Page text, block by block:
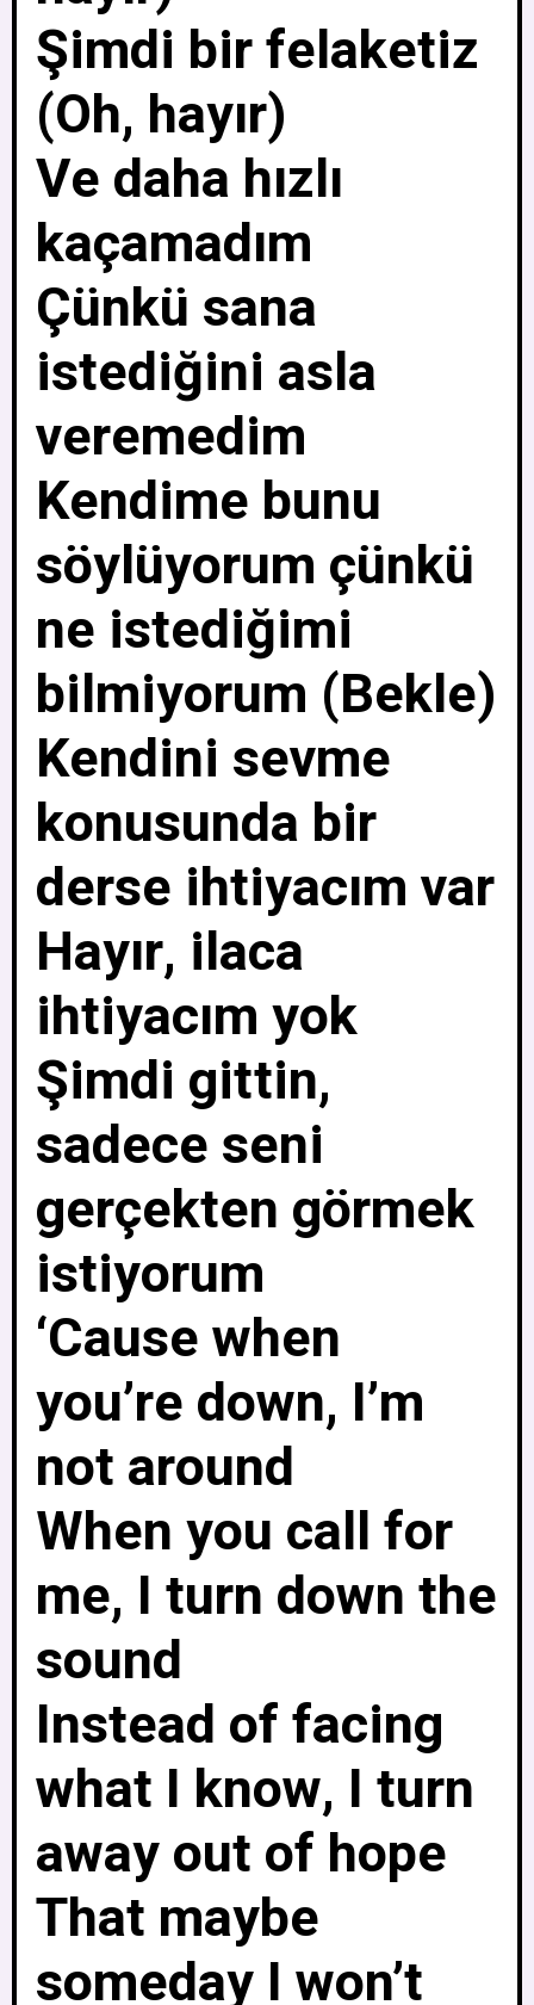
Şimdi bir felaketiz
(Oh, hayır)
Ve daha hızlı
kaçamadım
Çünkü sana
istediğini asla
veremedim
Kendime bunu
söylüyorum çünkü
ne istediğimi
bilmiyorum (Bekle)
Kendini sevme
konusunda bir
derse ihtiyacım var
Hayır, ilaca
ihtiyacım yok
Şimdi gittin,
sadece seni
gerçekten görmek
istiyorum
‘Cause when
you’re down, I’m
not around
When you call for
me, I turn down the
sound
Instead of facing
what I know, I turn
away out of hope
That maybe
someday I won’t